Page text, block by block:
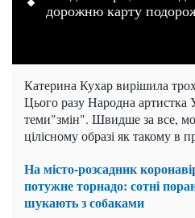
дорожню карту
Катерина Кухар вирішила
Цього разу Народна артистка
теми"змін". Швидше за все,
цілісному образі як такому в
На місто-розсадник
потужне торнадо: сотні
шукають з собаками